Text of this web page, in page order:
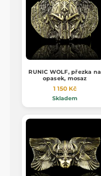
RUNIC WOLF, přezka na
opasek, mosaz
1 150 Kč
Skladem